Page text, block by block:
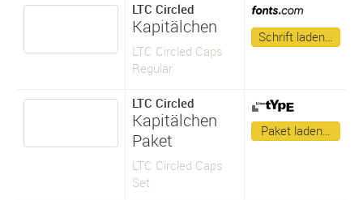
LTC Circled
Kapitälchen
LTC Circled Caps
Regular
Schrift laden…
LTC Circled
Kapitälchen
Paket
LTC Circled Caps
Set
Paket laden…